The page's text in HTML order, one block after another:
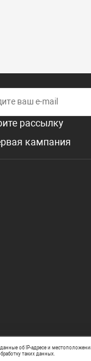
рассылку
кампания
об IP-адресе и
таких данных.